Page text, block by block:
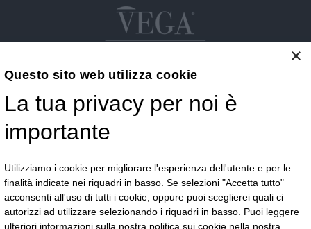
Vega S.r.l.
Via G.F.B. Riemann 3 - 28921 Verbania - VB
Email: commerciale@vegaoptic.it
Resta in contatto
×
Questo sito web utilizza cookie
La tua privacy per noi è
importante
Utilizziamo i cookie per migliorare l'esperienza dell'utente e per le
finalità indicate nei riquadri in basso. Se selezioni "Accetta tutto"
acconsenti all'uso di tutti i cookie, oppure puoi sceglierei quali ci
autorizzi ad utilizzare selezionando i riquadri in basso. Puoi leggere
ulteriori informazioni sulla nostra politica sui cookie nella nostra